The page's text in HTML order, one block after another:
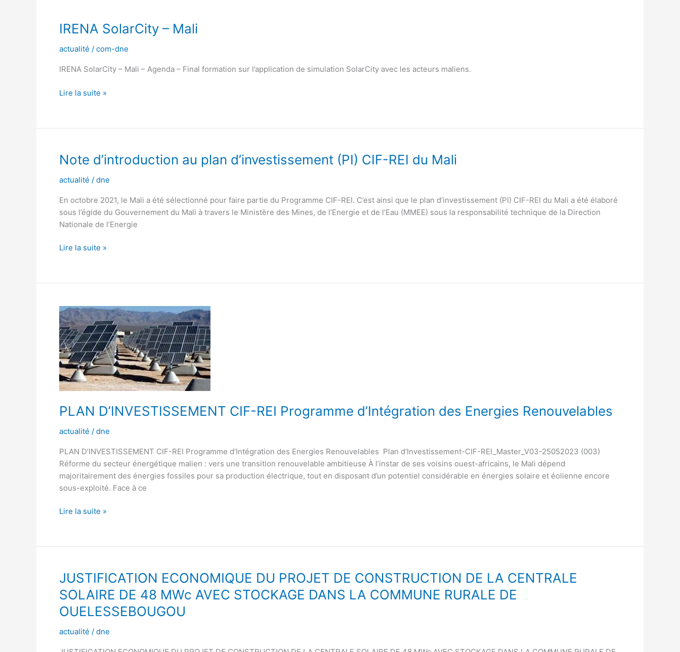
IRENA SolarCity – Mali
actualité / com-dne
IRENA SolarCity – Mali – Agenda – Final formation sur l’application de simulation SolarCity avec les acteurs maliens.
–
Lire la suite »
Note d’introduction au plan d’investissement (PI) CIF-REI du Mali
actualité / dne
En octobre 2021, le Mali a été sélectionné pour faire partie du Programme CIF-REI. C’est ainsi que le plan d’investissement (PI) CIF-REI du Mali a été élaboré
sous l’égide du Gouvernement du Mali à travers le Ministère des Mines, de l’Energie et de l’Eau (MMEE) sous la responsabilité technique de la Direction
Nationale de l’Energie
Note
au
d’investissement
(PI)
CIF-
du
Lire la suite »
PLAN D’INVESTISSEMENT CIF-REI Programme d’Intégration des Energies Renouvelables
actualité / dne
PLAN D’INVESTISSEMENT CIF-REI Programme d’Intégration des Energies Renouvelables Plan d’Investissement-CIF-REI_Master_V03-25052023 (003)
Réforme du secteur énergétique malien : vers une transition renouvelable ambitieuse À l’instar de ses voisins ouest-africains, le Mali dépend
majoritairement des énergies fossiles pour sa production électrique, tout en disposant d’un potentiel considérable en énergies solaire et éolienne encore
sous-exploité. Face à ce
PLAN
D’INVESTISSEMENT
CIF-
REI
Programme
d’Intégration
des
Renouvelables
Lire la suite »
JUSTIFICATION ECONOMIQUE DU PROJET DE CONSTRUCTION DE LA CENTRALE
SOLAIRE DE 48 MWc AVEC STOCKAGE DANS LA COMMUNE RURALE DE
OUELESSEBOUGOU
actualité / dne
JUSTIFICATION
ECONOMIQUE
DU
PROJET
CONSTRUCTION
DE